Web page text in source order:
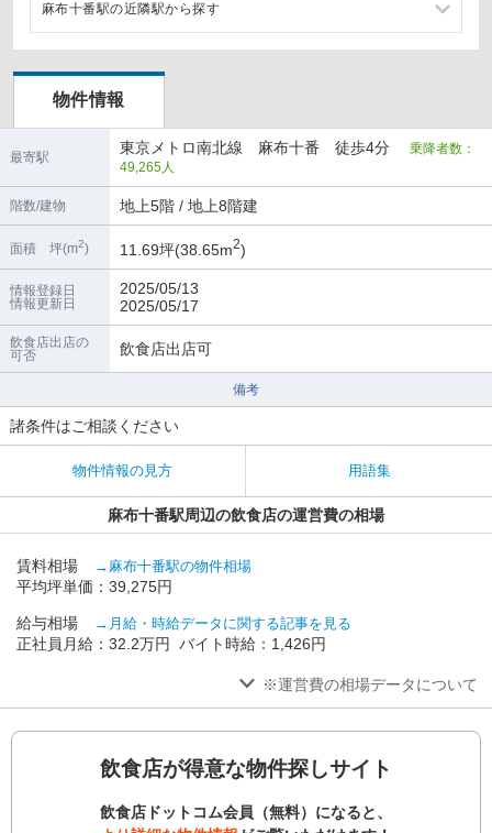
麻布十番駅の近隣駅から探す
白金高輪駅の店舗物件・貸店舗・テナント一覧
赤羽橋駅の店舗物件・貸店舗・テナント一覧
六本木駅の店舗物件・貸店舗・テナント一覧
物件情報
最寄駅
東京メトロ南北線 麻布十番 徒歩4分 乗降者数：
49,265人
階数/建物 地上5階 / 地上8階建
面積 坪(m2) 11.69坪(38.65m2)
情報登録日
情報更新日
2025/05/13
2025/05/17
飲食店出店の
可否
飲食店出店可
備考
諸条件はご相談ください
物件情報の見方 用語集
麻布十番駅周辺の飲食店の運営費の相場
賃料相場 →麻布十番駅の物件相場
平均坪単価：39,275円
給与相場 →月給・時給データに関する記事を見る
正社員月給：32.2万円 バイト時給：1,426円
※運営費の相場データについて
飲食店が得意な物件探しサイト
飲食店ドットコム会員（無料）になると、